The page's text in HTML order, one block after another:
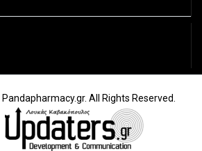
All Rights Reserved.